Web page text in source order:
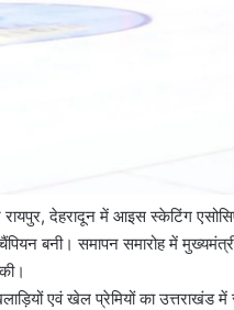
देहरादून में आइस स्केटिंग
बनी। समापन समारोह में
एवं खेल प्रेमियों का उत्तराखंड में